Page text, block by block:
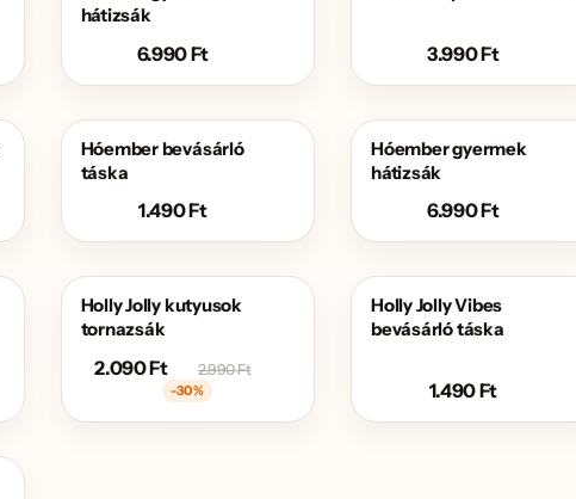
hátizsák
6.990Ft 3.990Ft
Hóember bevásárló
táska
1.490Ft
Hóember gyermek
hátizsák
6.990Ft
AKCIÓS
Holly Jolly kutyusok
tornazsák
2.090Ft 2.990Ft
-30%
Holly Jolly Vibes
bevásárló táska
1.490Ft